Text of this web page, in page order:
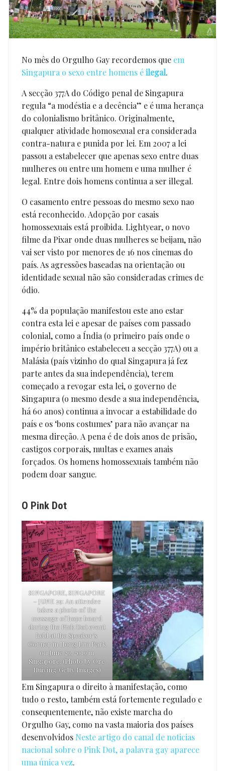
No mês do Orgulho Gay recordemos queem
Singapura o sexo entre homens éilegal.
A secção 377A do Código penal de Singapura
regula “a modéstia e a decência” e é uma herança
do colonialismo britânico. Originalmente,
qualquer atividade homosexual era considerada
contra-natura e punida por lei. Em 2007 a lei
passou a estabelecer que apenas sexo entre duas
mulheres ou entre um homem e uma mulher é
legal. Entre dois homens continua a ser illegal.
O casamento entre pessoas do mesmo sexo nao
está reconhecido. Adopção por casais
homossexuais está proibida. Lightyear, o novo
filme da Pixar onde duas mulheres se beijam, não
vai ser visto por menores de 16 nos cinemas do
país. As agressões baseadas na orientação ou
identidade sexual não são consideradas crimes de
ódio.
44% da população manifestou este ano estar
contra esta lei e apesar de países com passado
colonial, como a Índia (o primeiro país onde o
império britânico estabeleceu a secção 377A) ou a
Malásia (país vizinho do qual Singapura já fez
parte antes da sua independência), terem
começado a revogar esta lei, o governo de
Singapura (o mesmo desde a sua independência,
há 60 anos) continua a invocar a estabilidade do
país e os ‘bons costumes’ para não avançar na
mesma direção. A pena é de dois anos de prisão,
castigos corporais, multas e exames anais
forçados. Os homens homossexuais também não
podem doar sangue.
O Pink Dot
SINGAPORE, SINGAPORE
– JUNE 29: An attendee
takes a photo of the
message of hope board
during the Pink Dot event
held at the Speaker’s
Corner in Hong Lim Park
on June 29, 2019 in
Singapore. (Photo by Ore
Huiying/Getty Images)
Em Singapura o direito à manifestação, como
tudo o resto, também está fortemente regulado e
consequentemente, não existe marcha do
Orgulho Gay, como na vasta maioria dos países
desenvolvidosNeste artigo do canal de noticias
nacional sobre o Pink Dot, a palavra gay aparece
uma única vez.